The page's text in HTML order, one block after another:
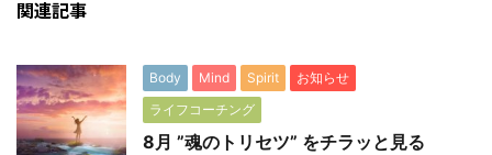
関連記事
Body Mind Spirit
お知らせ
ライフコーチング
8月 ”魂のトリセツ” をチラッと見る